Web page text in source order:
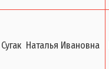
Сугак Наталья Ивановна